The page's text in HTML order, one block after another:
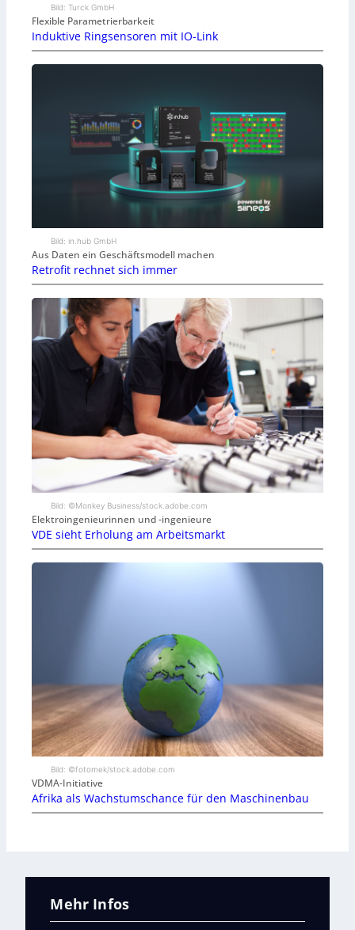
Bild: Turck GmbH
Flexible Parametrierbarkeit
Induktive Ringsensoren mit IO-Link
Bild: in.hub GmbH
Aus Daten ein Geschäftsmodell machen
Retrofit rechnet sich immer
Bild: ©Monkey Business/stock.adobe.com
Elektroingenieurinnen und -ingenieure
VDE sieht Erholung am Arbeitsmarkt
Bild: ©fotomek/stock.adobe.com
VDMA-Initiative
Afrika als Wachstumschance für den Maschinenbau
Mehr Infos